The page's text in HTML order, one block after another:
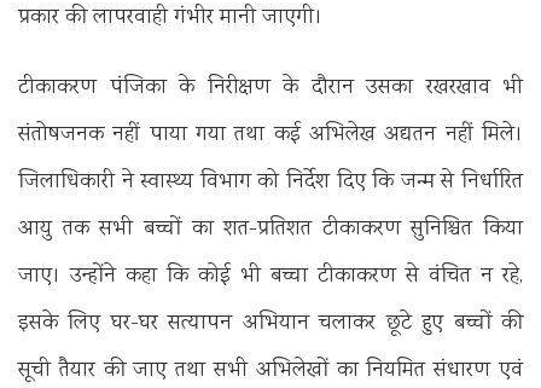
प्रकार की लापरवाही गंभीर मानी जाएगी।
टीकाकरण पंजिका के निरीक्षण के दौरान उसका रखरखाव भी
संतोषजनक नहीं पाया गया तथा कई अभिलेख अद्यतन नहीं मिले।
जिलाधिकारी ने स्वास्थ्य विभाग को निर्देश दिए कि जन्म से निर्धारित
आयु तक सभी बच्चों का शत-प्रतिशत टीकाकरण सुनिश्चित किया
जाए। उन्होंने कहा कि कोई भी बच्चा टीकाकरण से वंचित न रहे,
इसके लिए घर-घर सत्यापन अभियान चलाकर छूटे हुए बच्चों की
सूची तैयार की जाए तथा सभी अभिलेखों का नियमित संधारण एवं